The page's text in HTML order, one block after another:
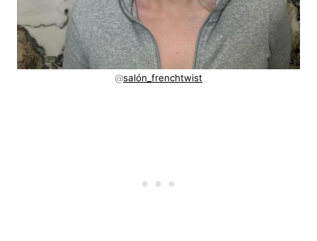
@salón_frenchtwist